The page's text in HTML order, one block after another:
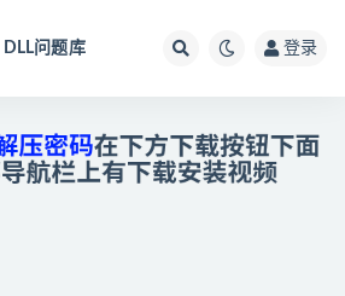
DLL问题库 登录